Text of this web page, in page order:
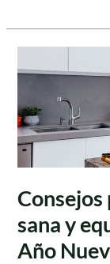
sana y
Año
para
alimentación
sana
y
equilibrada
iniciar
el
Año